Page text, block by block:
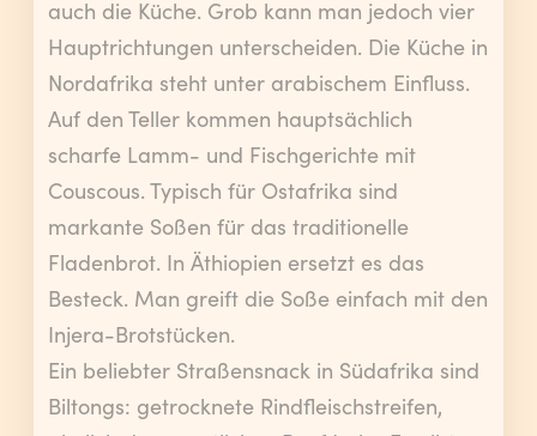
auch die Küche. Grob kann man jedoch vier
Hauptrichtungen unterscheiden. Die Küche in
Nordafrika steht unter arabischem Einfluss.
Auf den Teller kommen hauptsächlich
scharfe Lamm- und Fischgerichte mit
Couscous. Typisch für Ostafrika sind
markante Soßen für das traditionelle
Fladenbrot. In Äthiopien ersetzt es das
Besteck. Man greift die Soße einfach mit den
Injera-Brotstücken.
Ein beliebter Straßensnack in Südafrika sind
Biltongs: getrocknete Rindfleischstreifen,